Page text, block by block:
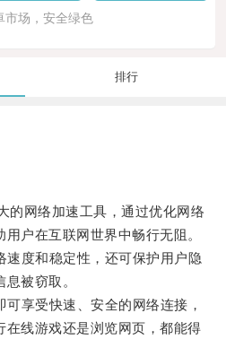
市场，安全绿色
排行
网络加速工具，通过优化网络
户在互联网世界中畅行无阻。
度和稳定性，还可保护用户隐
被窃取。
享受快速、安全的网络连接，
在线游戏还是浏览网页，都能得